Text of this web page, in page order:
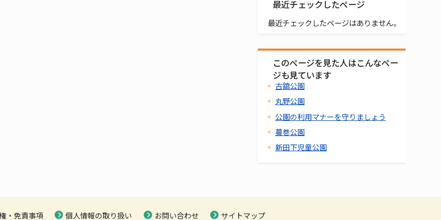
最近チェックしたページ
最近チェックしたページはありません。
このページを見た人はこんなペー
ジも見ています
古舘公園
丸野公園
公園の利用マナーを守りましょう
蔓巻公園
新田下児童公園
・免責事項 個人情報の取り扱い お問い合わせ サイトマップ